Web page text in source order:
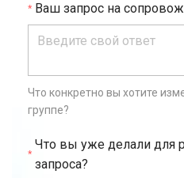
Ваш запрос на
Что конкретно вы хотите
группе?
Что вы уже делали для
запроса?